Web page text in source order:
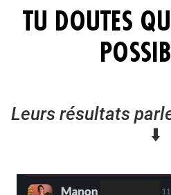
TU DOUTES
Leurs résultats
⬇️